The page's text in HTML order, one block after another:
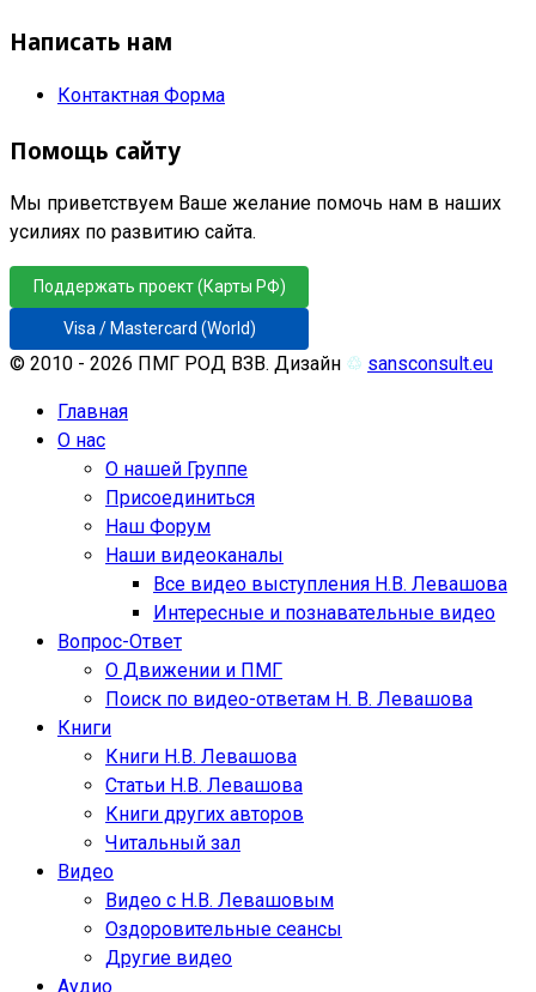
Написать нам
Контактная Форма
Помощь сайту
Мы приветствуем Ваше желание помочь нам в наших
усилиях по развитию сайта.
Поддержать проект (Карты РФ)
Visa / Mastercard (World)
© 2010 - 2026 ПМГ РОД ВЗВ. Дизайн ♲ sansconsult.eu
Главная
О нас
О нашей Группе
Присоединиться
Наш Форум
Наши видеоканалы
Все видео выступления Н.В. Левашова
Интересные и познавательные видео
Вопрос-Ответ
О Движении и ПМГ
Поиск по видео-ответам Н. В. Левашова
Книги
Книги Н.В. Левашова
Статьи Н.В. Левашова
Книги других авторов
Читальный зал
Видео
Видео с Н.В. Левашовым
Оздоровительные сеансы
Другие видео
Аудио